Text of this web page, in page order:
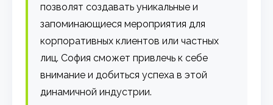
позволят создавать уникальные и
запоминающиеся мероприятия для
корпоративных клиентов или частных
лиц. София сможет привлечь к себе
внимание и добиться успеха в этой
динамичной индустрии.